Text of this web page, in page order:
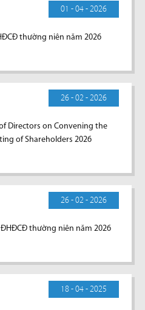
01 - 04 - 2026
thường niên năm 2026
26 - 02 - 2026
Directors on Convening the
of Shareholders 2026
26 - 02 - 2026
thường niên năm 2026
18 - 04 - 2025